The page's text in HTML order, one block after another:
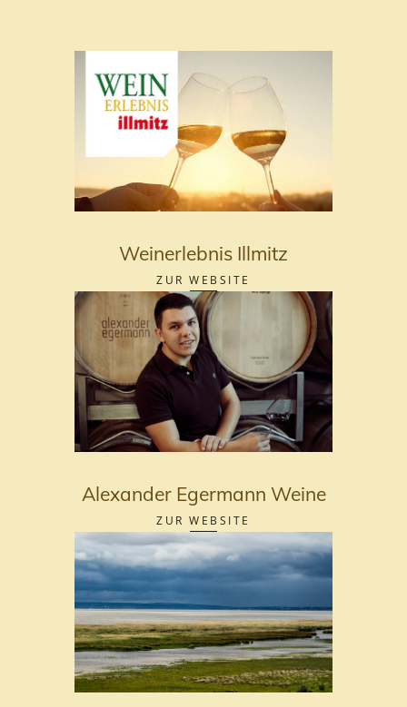
Weinerlebnis Illmitz
ZUR WEBSITE
Alexander Egermann Weine
ZUR WEBSITE